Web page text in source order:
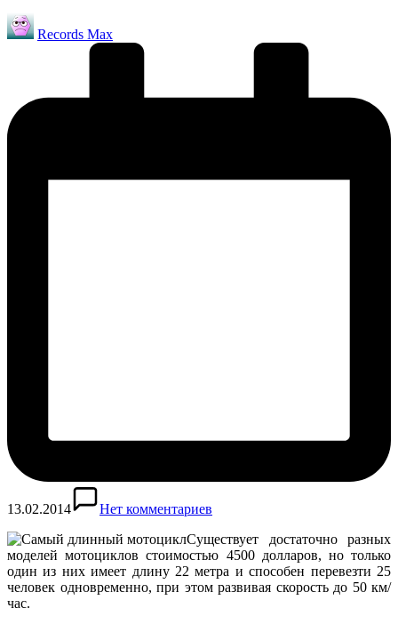
Запись
от
Records Max
13.02.2014
Нет комментариев
Существует достаточно разных
моделей мотоциклов стоимостью 4500 долларов, но только
один из них имеет длину 22 метра и способен перевезти 25
человек одновременно, при этом развивая скорость до 50 км/
час.